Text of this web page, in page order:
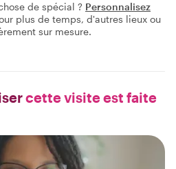
de spécial ? Personnalisez
plus de temps, d'autres lieux ou
sur mesure.
cette visite est faite